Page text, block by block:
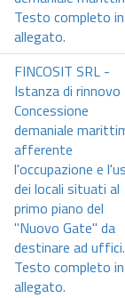
Testo completo in
allegato.
FINCOSIT SRL -
Istanza di rinnovo
Concessione
demaniale
afferente
l'occupazione e
dei locali situati al
primo piano del
"Nuovo Gate" da
destinare ad uffici.
Testo completo in
allegato.